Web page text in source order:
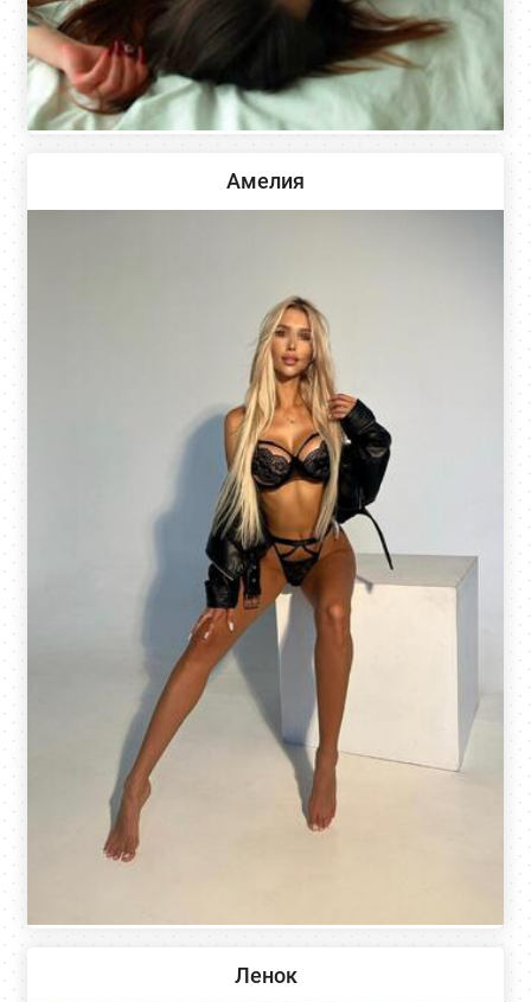
Амелия
Ленок